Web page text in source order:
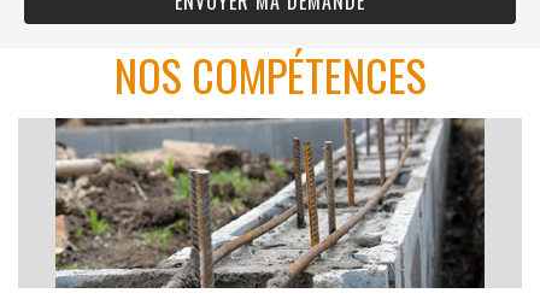
NOS COMPÉTENCES